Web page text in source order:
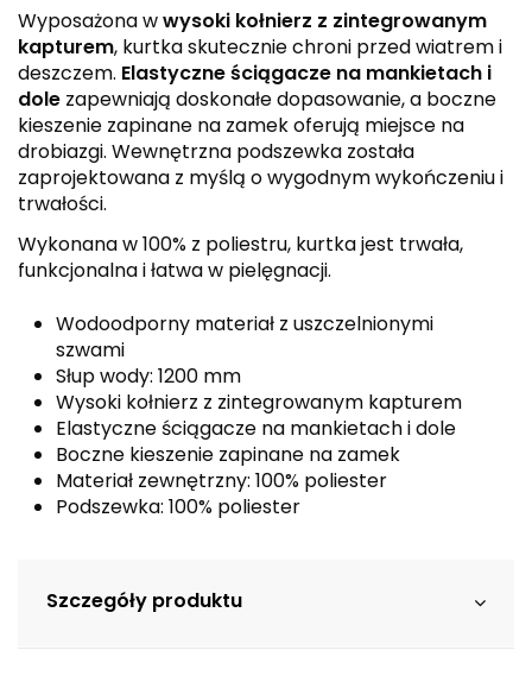
Wyposażona wwysoki kołnierz z zintegrowanym
kapturem, kurtka skutecznie chroni przed wiatrem i
deszczem. Elastyczne ściągacze na mankietach i
dole zapewniają doskonałe dopasowanie, a boczne
kieszenie zapinane na zamek oferują miejsce na
drobiazgi. Wewnętrzna podszewka została
zaprojektowana z myślą o wygodnym wykończeniu i
trwałości.
Wykonana w 100% z poliestru, kurtka jest trwała,
funkcjonalna i łatwa w pielęgnacji.
Wodoodporny materiał z uszczelnionymi
szwami
Słup wody: 1200 mm
Wysoki kołnierz z zintegrowanym kapturem
Elastyczne ściągacze na mankietach i dole
Boczne kieszenie zapinane na zamek
Materiał zewnętrzny: 100% poliester
Podszewka: 100% poliester
Szczegóły produktu